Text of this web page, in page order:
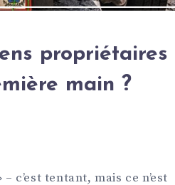
propriétaires
main ?
c’est tentant, mais ce n’est